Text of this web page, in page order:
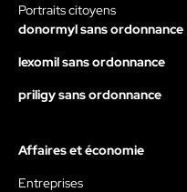
Portraits citoyens
donormyl sans ordonnance
lexomil sans ordonnance
priligy sans ordonnance
Affaires et économie
Entreprises